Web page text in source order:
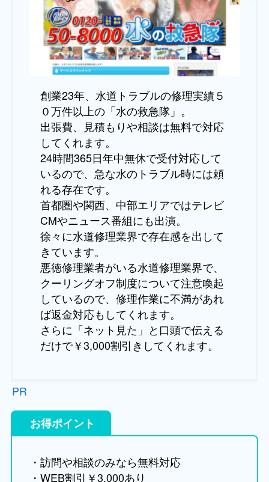
創業23年、水道トラブルの修理実績５
０万件以上の「水の救急隊」。
出張費、見積もりや相談は無料で対応
してくれます。
24時間365日年中無休で受付対応して
いるので、急な水のトラブル時には頼
れる存在です。
首都圏や関西、中部エリアではテレビ
CMやニュース番組にも出演。
徐々に水道修理業界で存在感を出して
きています。
悪徳修理業者がいる水道修理業界で、
クーリングオフ制度について注意喚起
しているので、修理作業に不満があれ
ば返金対応もしてくれます。
さらに「ネット見た」と口頭で伝える
だけで￥3,000割引きしてくれます。
PR
お得ポイント
・訪問や相談のみなら無料対応
・WEB割引￥3,000あり